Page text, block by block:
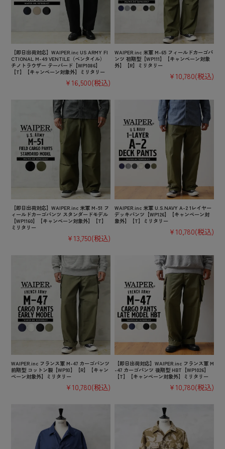
【即日出荷対応】WAIPER.inc US ARMY FI
CTIONAL M-49 VENTILE（ベンタイル）
チノトラウザー テーパード【WP1086】
【T】【キャンペーン対象外】ミリタリー
¥16,500(税込)
WAIPER.inc 米軍 M-65 フィールドカーゴパ
ンツ 初期型【WP111】【キャンペーン対象
外】【R】ミリタリー
¥10,780(税込)
【即日出荷対応】WAIPER.inc 米軍 M-51 フ
ィールドカーゴパンツ スタンダードモデル
【WP1160】【キャンペーン対象外】【T】
ミリタリー
¥13,750(税込)
WAIPER.inc 米軍 U.S.NAVY A-2 1レイヤー
デッキパンツ【WP126】【キャンペーン対
象外】【T】ミリタリー
¥10,780(税込)
WAIPER.inc フランス軍 M-47 カーゴパンツ
前期型 コットン製【WP93】【R】【キャン
ペーン対象外】ミリタリー
¥10,780(税込)
【即日出荷対応】WAIPER.inc フランス軍 M
-47 カーゴパンツ 後期型 HBT【WP1026】
【T】【キャンペーン対象外】ミリタリー
¥10,780(税込)